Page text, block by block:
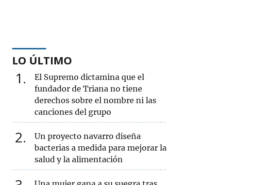
LO ÚLTIMO
1
El Supremo dictamina que el
fundador de Triana no tiene
derechos sobre el nombre ni las
canciones del grupo
2
Un proyecto navarro diseña
bacterias a medida para mejorar la
salud y la alimentación